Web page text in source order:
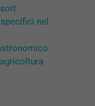
nel
cookie